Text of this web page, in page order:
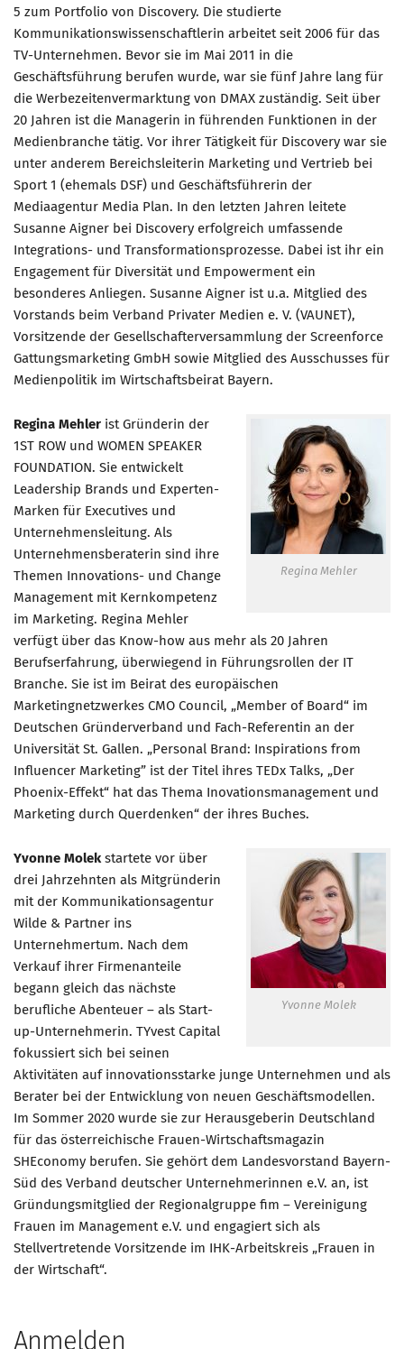
5 zum Portfolio von Discovery. Die studierte
Kommunikationswissenschaftlerin arbeitet seit 2006 für das
TV-Unternehmen. Bevor sie im Mai 2011 in die
Geschäftsführung berufen wurde, war sie fünf Jahre lang für
die Werbezeitenvermarktung von DMAX zuständig. Seit über
20 Jahren ist die Managerin in führenden Funktionen in der
Medienbranche tätig. Vor ihrer Tätigkeit für Discovery war sie
unter anderem Bereichsleiterin Marketing und Vertrieb bei
Sport 1 (ehemals DSF) und Geschäftsführerin der
Mediaagentur Media Plan. In den letzten Jahren leitete
Susanne Aigner bei Discovery erfolgreich umfassende
Integrations- und Transformationsprozesse. Dabei ist ihr ein
Engagement für Diversität und Empowerment ein
besonderes Anliegen. Susanne Aigner ist u.a. Mitglied des
Vorstands beim Verband Privater Medien e. V. (VAUNET),
Vorsitzende der Gesellschafterversammlung der Screenforce
Gattungsmarketing GmbH sowie Mitglied des Ausschusses für
Medienpolitik im Wirtschaftsbeirat Bayern.
Regina Mehler
Regina Mehler ist Gründerin der
1ST ROW und WOMEN SPEAKER
FOUNDATION. Sie entwickelt
Leadership Brands und Experten-
Marken für Executives und
Unternehmensleitung. Als
Unternehmensberaterin sind ihre
Themen Innovations- und Change
Management mit Kernkompetenz
im Marketing. Regina Mehler
verfügt über das Know-how aus mehr als 20 Jahren
Berufserfahrung, überwiegend in Führungsrollen der IT
Branche. Sie ist im Beirat des europäischen
Marketingnetzwerkes CMO Council, „Member of Board“ im
Deutschen Gründerverband und Fach-Referentin an der
Universität St. Gallen. „Personal Brand: Inspirations from
Influencer Marketing” ist der Titel ihres TEDx Talks, „Der
Phoe­nix-Effekt“ hat das Thema Inovationsmanagement und
Marketing durch Querdenken“ der ihres Buches.
Yvonne Molek
Yvonne Molek startete vor über
drei Jahrzehnten als Mitgründerin
mit der Kommunikationsagentur
Wilde & Partner ins
Unternehmertum. Nach dem
Verkauf ihrer Firmenanteile
begann gleich das nächste
berufliche Abenteuer – als Start-
up-Unternehmerin. TYvest Capital
fokussiert sich bei seinen
Aktivitäten auf innovationsstarke junge Unternehmen und als
Berater bei der Entwicklung von neuen Geschäftsmodellen.
Im Sommer 2020 wurde sie zur Herausgeberin Deutschland
für das österreichische Frauen-Wirtschaftsmagazin
SHEconomy berufen. Sie gehört dem Landesvorstand Bayern-
Süd des Verband deutscher Unternehmerinnen e.V. an, ist
Gründungsmitglied der Regionalgruppe fim – Vereinigung
Frauen im Management e.V. und engagiert sich als
Stellvertretende Vorsitzende im IHK-Arbeitskreis „Frauen in
der Wirtschaft“.
Anmelden